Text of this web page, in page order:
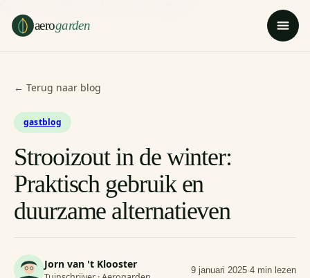
aerogarden
← Terug naar blog
gastblog
Strooizout in de winter:
Praktisch gebruik en
duurzame alternatieven
Jorn van 't Klooster 9 januari 2025·4 min lezen